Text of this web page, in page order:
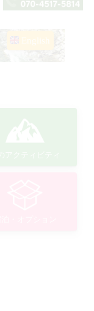
English